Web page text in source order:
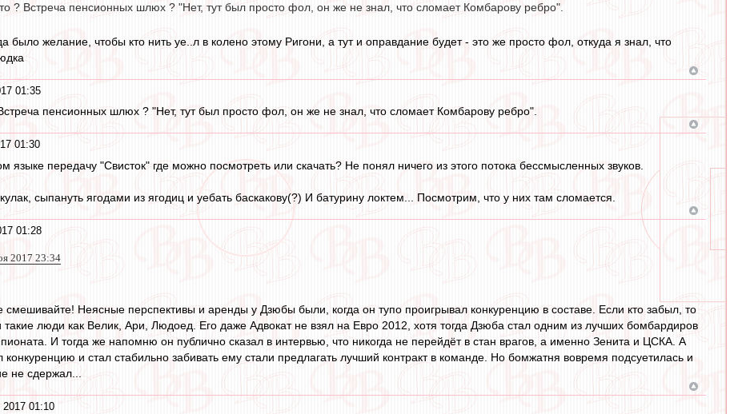
? Встреча пенсионных шлюх ? "Нет, тут был просто фол, он же не знал, что сломает Комбарову ребро".
было желание, чтобы кто нить уе..л в колено этому Ригони, а тут и оправдание будет - это же просто фол, откуда я знал, что
01:35
пенсионных шлюх ? "Нет, тут был просто фол, он же не знал, что сломает Комбарову ребро".
01:30
языке передачу "Свисток" где можно посмотреть или скачать? Не понял ничего из этого потока бессмысленных звуков.
сыпануть ягодами из ягодиц и уебать баскакову(?) И батурину локтем... Посмотрим, что у них там сломается.
01:28
2017 23:34
смешивайте! Неясные перспективы и аренды у Дзюбы были, когда он тупо проигрывал конкуренцию в составе. Если кто забыл, то
такие люди как Велик, Ари, Людоед. Его даже Адвокат не взял на Евро 2012, хотя тогда Дзюба стал одним из лучших бомбардиров
И тогда же напомню он публично сказал в интервью, что никогда не перейдёт в стан врагов, а именно Зенита и ЦСКА. А
конкуренцию и стал стабильно забивать ему стали предлагать лучший контракт в команде. Но бомжатня вовремя подсуетилась и
не сдержал...
2017 01:10